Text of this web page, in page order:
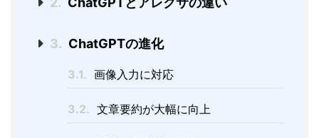
3. ChatGPTの進化
3.1. 画像入力に対応
3.2. 文章要約が大幅に向上